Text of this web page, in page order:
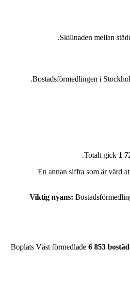
Skillnaden mellan
Bostadsförmedlingen i
Totalt gick 1
En annan siffra som är värd
Viktig nyans:
Boplats Väst förmedlade 6 853